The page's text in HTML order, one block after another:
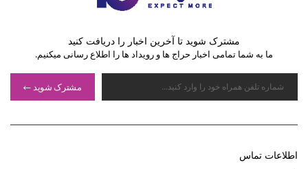
مشترک شوید تا آخرین اخبار را دریافت کنید
ما به شما تمامی اخبار حراج ها و رویداد ها را اطلاع رسانی میکنیم.
مشترک شوید
اطلاعات تماس